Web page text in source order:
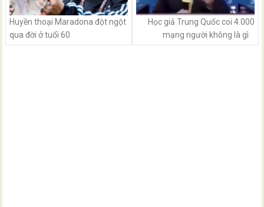
Huyền thoại Maradona đột ngột
qua đời ở tuổi 60
Học giả Trung Quốc coi 4.000
mạng người không là gì